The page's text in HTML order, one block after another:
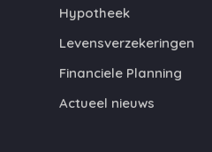
Hypotheek
Levensverzekeringen
Financiele Planning
Actueel nieuws